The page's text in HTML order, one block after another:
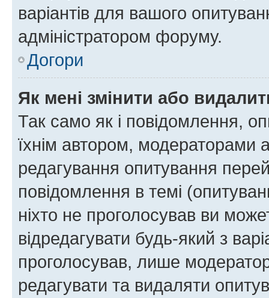
варіантів для вашого
адміністратором форуму.
Догори
Як мені змінити або
Так само як і повідомлення,
їхнім автором, модераторами
редагування опитування
повідомлення в темі
ніхто не проголосував ви
відредагувати будь-який з
проголосував, лише
редагувати та видаляти